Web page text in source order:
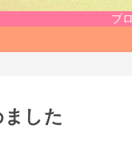
ブ
した